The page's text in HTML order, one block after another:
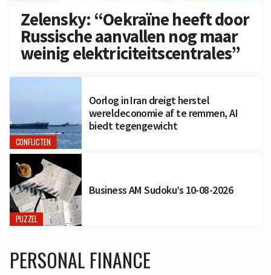
Zelensky: “Oekraïne heeft door
Russische aanvallen nog maar
weinig elektriciteitscentrales”
CONFLICTEN
Oorlog in Iran dreigt herstel
wereldeconomie af te remmen, AI
biedt tegengewicht
PUZZEL
Business AM Sudoku’s 10-08-2026
PERSONAL FINANCE